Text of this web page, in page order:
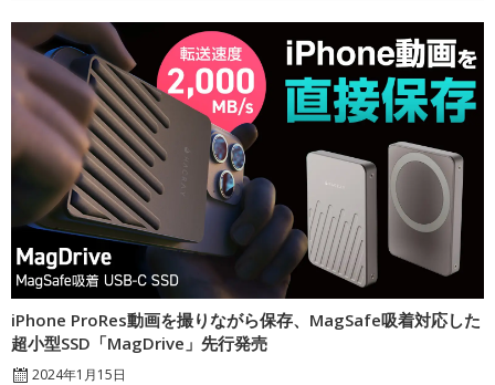
iPhone ProRes動画を撮りながら保存、MagSafe吸着対応した
超小型SSD「MagDrive」先行発売
2024年1月15日